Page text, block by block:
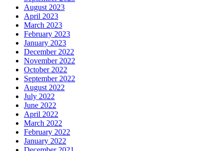
August 2023
April 2023
March 2023
February 2023
January 2023
December 2022
November 2022
October 2022
September 2022
August 2022
July 2022
June 2022
April 2022
March 2022
February 2022
January 2022